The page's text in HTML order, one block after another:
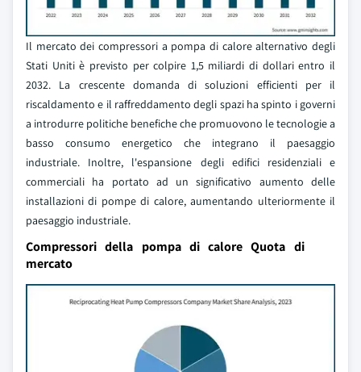
Il mercato dei compressori a pompa di calore alternativo degli
Stati Uniti è previsto per colpire 1,5 miliardi di dollari entro il
2032. La crescente domanda di soluzioni efficienti per il
riscaldamento e il raffreddamento degli spazi ha spinto i governi
a introdurre politiche benefiche che promuovono le tecnologie a
basso consumo energetico che integrano il paesaggio
industriale. Inoltre, l'espansione degli edifici residenziali e
commerciali ha portato ad un significativo aumento delle
installazioni di pompe di calore, aumentando ulteriormente il
paesaggio industriale.
Compressori della pompa di calore Quota di
mercato